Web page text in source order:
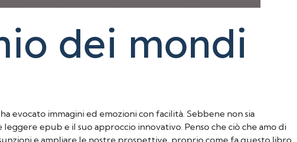
dei mondi
evocato immagini ed emozioni con facilità. Sebbene non sia
epub e il suo approccio innovativo. Penso che ciò che amo di